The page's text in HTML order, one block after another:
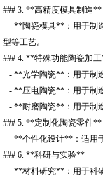
### 3. **高精度模具制造**
- **陶瓷模具**：用于制
型等工艺。
### 4. **特殊功能陶瓷加
- **光学陶瓷**：用于制
- **压电陶瓷**：用于制
- **耐磨陶瓷**：用于制
### 5. **定制化陶瓷零件**
- **个性化设计**：适用
### 6. **科研与实验**
- **材料研究**：用于科